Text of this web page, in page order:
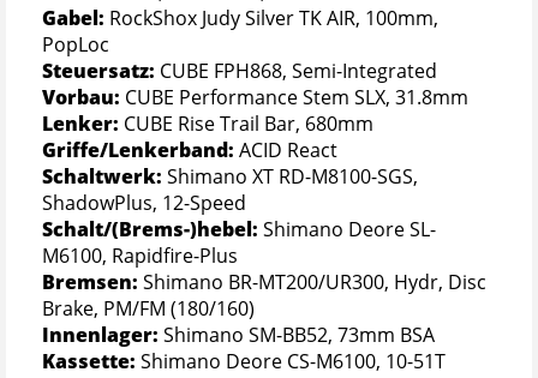
Gabel: RockShox Judy Silver TK AIR, 100mm,
PopLoc
Steuersatz: CUBE FPH868, Semi-Integrated
Vorbau: CUBE Performance Stem SLX, 31.8mm
Lenker: CUBE Rise Trail Bar, 680mm
Griffe/Lenkerband: ACID React
Schaltwerk: Shimano XT RD-M8100-SGS,
ShadowPlus, 12-Speed
Schalt/(Brems-)hebel: Shimano Deore SL-
M6100, Rapidfire-Plus
Bremsen: Shimano BR-MT200/UR300, Hydr, Disc
Brake, PM/FM (180/160)
Innenlager: Shimano SM-BB52, 73mm BSA
Kassette: Shimano Deore CS-M6100, 10-51T